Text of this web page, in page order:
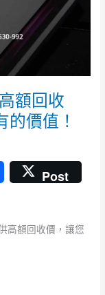
額回收
價值！
Post
高額回收價，讓您